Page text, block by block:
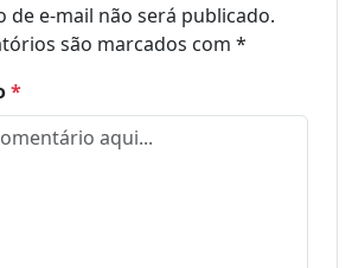
de e-mail não será publicado.
são marcados com *
*